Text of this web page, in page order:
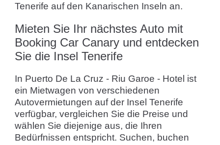
Tenerife auf den Kanarischen Inseln an.
Mieten Sie Ihr nächstes Auto mit
Booking Car Canary und entdecken
Sie die Insel Tenerife
In Puerto De La Cruz - Riu Garoe - Hotel ist
ein Mietwagen von verschiedenen
Autovermietungen auf der Insel Tenerife
verfügbar, vergleichen Sie die Preise und
wählen Sie diejenige aus, die Ihren
Bedürfnissen entspricht. Suchen, buchen